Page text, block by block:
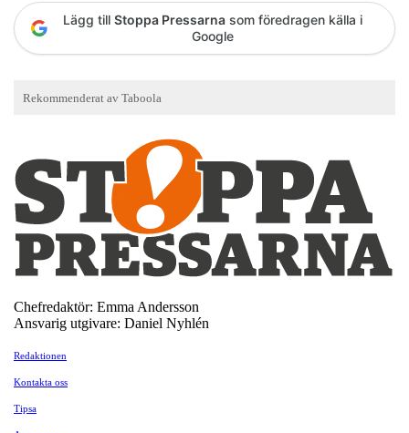
Lägg till Stoppa Pressarna som föredragen källa i
Google
Chefredaktör: Emma Andersson
Ansvarig utgivare: Daniel Nyhlén
Redaktionen
Kontakta oss
Tipsa